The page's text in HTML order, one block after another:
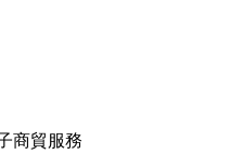
商貿服務